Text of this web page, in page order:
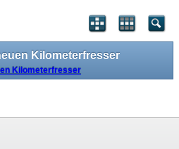
Kilometerfresser
Kilometerfresser